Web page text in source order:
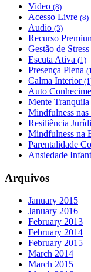
Video (8)
Acesso Livre (8)
Audio (3)
Recurso
Gestão de Stress
Escuta Ativa (1)
Presença Plena
Calma Interior
Auto
Mente Tranquila
Mindfulness nas
Resiliência
Mindfulness na
Parentalidade
Ansiedade
Arquivos
January 2015
January 2016
February 2013
February 2014
February 2015
March 2014
March 2015